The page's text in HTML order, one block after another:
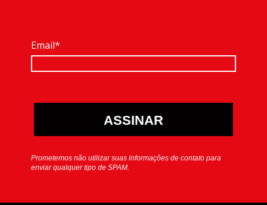
Email*
ASSINAR
Prometemos não utilizar suas informações de contato para
enviar qualquer tipo de SPAM.